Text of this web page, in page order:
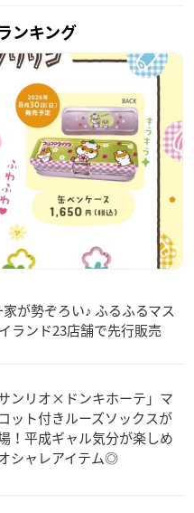
ンキング
が勢ぞろい♪ ふるふるマス
ランド23店舗で先行販売
サンリオ×ドンキホーテ」マ
ット付きルーズソックスが
！平成ギャル気分が楽しめ
シャレアイテム◎